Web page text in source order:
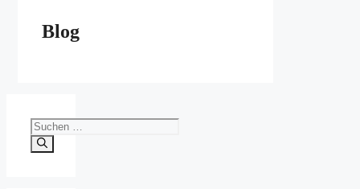
Blog
Suchen
nach: